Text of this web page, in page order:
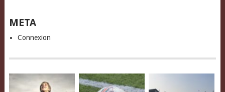
META
Connexion